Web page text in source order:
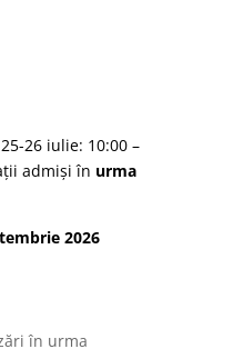
26 iulie: 10:00 –
admiși în urma
2026
în urma